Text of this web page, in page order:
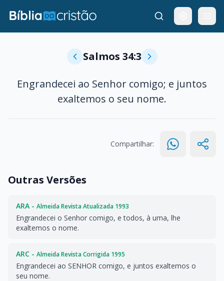
Salmos 34:3
Engrandecei ao Senhor comigo; e juntos
exaltemos o seu nome.
Compartilhar:
Outras Versões
ARA - Almeida Revista Atualizada 1993
Engrandecei o Senhor comigo, e todos, à uma, lhe
exaltemos o nome.
ARC - Almeida Revista Corrigida 1995
Engrandecei ao SENHOR comigo, e juntos exaltemos o
seu nome.